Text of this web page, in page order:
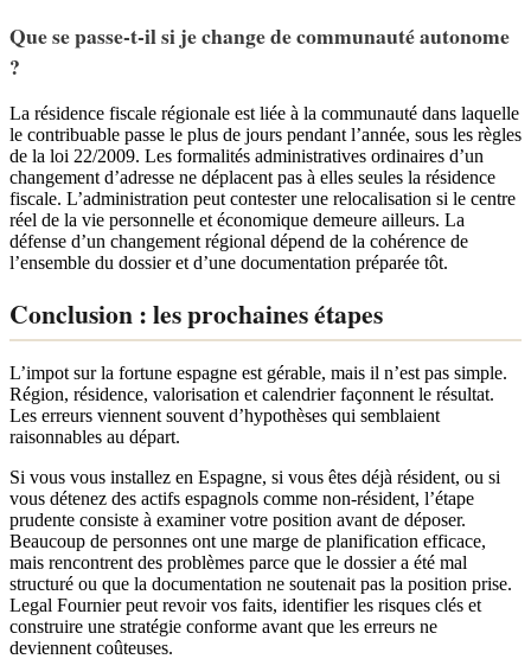
Que se passe-t-il si je change de communauté autonome
?
La résidence fiscale régionale est liée à la communauté dans laquelle
le contribuable passe le plus de jours pendant l’année, sous les règles
de la loi 22/2009. Les formalités administratives ordinaires d’un
changement d’adresse ne déplacent pas à elles seules la résidence
fiscale. L’administration peut contester une relocalisation si le centre
réel de la vie personnelle et économique demeure ailleurs. La
défense d’un changement régional dépend de la cohérence de
l’ensemble du dossier et d’une documentation préparée tôt.
Conclusion : les prochaines étapes
L’impot sur la fortune espagne est gérable, mais il n’est pas simple.
Région, résidence, valorisation et calendrier façonnent le résultat.
Les erreurs viennent souvent d’hypothèses qui semblaient
raisonnables au départ.
Si vous vous installez en Espagne, si vous êtes déjà résident, ou si
vous détenez des actifs espagnols comme non-résident, l’étape
prudente consiste à examiner votre position avant de déposer.
Beaucoup de personnes ont une marge de planification efficace,
mais rencontrent des problèmes parce que le dossier a été mal
structuré ou que la documentation ne soutenait pas la position prise.
Legal Fournier peut revoir vos faits, identifier les risques clés et
construire une stratégie conforme avant que les erreurs ne
deviennent coûteuses.